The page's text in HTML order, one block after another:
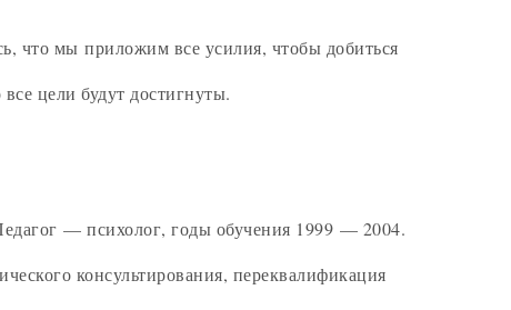
что мы приложим все усилия, чтобы добиться
цели будут достигнуты.
— психолог, годы обучения 1999 — 2004.
консультирования, переквалификация